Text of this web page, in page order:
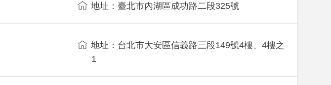
地址：臺北市內湖區成功路二段325號
地址：台北市大安區信義路三段149號4樓、4樓之
1